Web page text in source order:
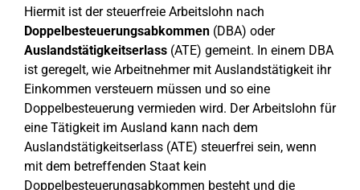
Hiermit ist der steuerfreie Arbeitslohn nach
Doppelbesteuerungsabkommen (DBA) oder
Auslandstätigkeitserlass (ATE) gemeint. In einem DBA
ist geregelt, wie Arbeitnehmer mit Auslandstätigkeit ihr
Einkommen versteuern müssen und so eine
Doppelbesteuerung vermieden wird. Der Arbeitslohn für
eine Tätigkeit im Ausland kann nach dem
Auslandstätigkeitserlass (ATE) steuerfrei sein, wenn
mit dem betreffenden Staat kein
Doppelbesteuerungsabkommen besteht und die